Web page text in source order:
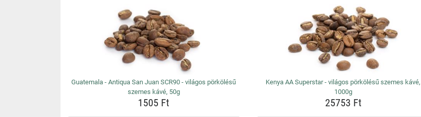
Guatemala - Antiqua San Juan SCR90 - világos pörkölésű
szemes kávé, 50g
1505 Ft
Kenya AA Superstar - világos pörkölésű szemes kávé,
1000g
25753 Ft